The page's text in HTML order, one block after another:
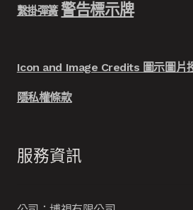
繫掛彈簧 警告標示牌
Icon and Image Credits 圖示圖片
隱私權條款
服務資訊